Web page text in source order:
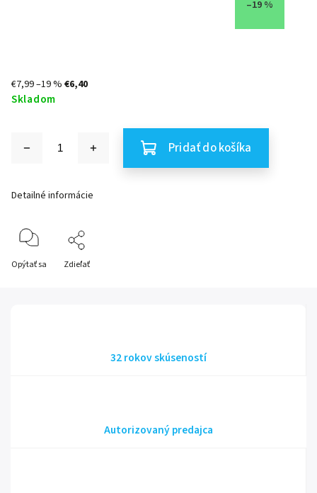
–19 %
€7,99–19 % €6,40
Skladom
Pridať do košíka
Detailné informácie
Opýtať sa Zdieľať
32 rokov skúseností
Autorizovaný predajca